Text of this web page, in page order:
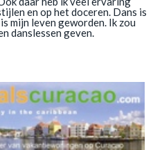
en op het doceren. Dans is
mijn leven geworden. Ik zou
danslessen geven.